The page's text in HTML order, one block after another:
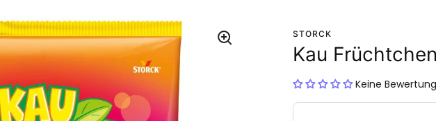
STORCK
Kau
Keine